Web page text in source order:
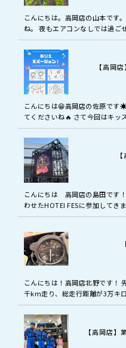
こんにちは。高岡店の山本です
ね。 夜もエアコンなしでは過ご
暑い夏を乗り越えたいと思いま
ていたの…
【高岡
こんにちは😁高岡店の佐原です
てくださいね🔥 さて今回はキ
夏バージョン🌴 になりました
こんにちは 高岡店の島田です
わせたHOTEI FESに参加してき
お目当てはMAN WITH A
こんにちは！高岡店北野です！
千km走り、総走行距離が3万キ
っという間に1年弱が過ぎまし
す。…
【高岡店